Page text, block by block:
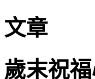
文章
歲末祝